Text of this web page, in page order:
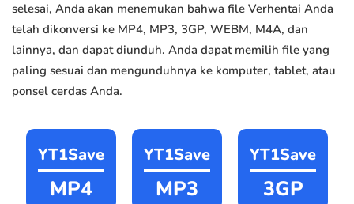
selesai, Anda akan menemukan bahwa file Verhentai Anda
telah dikonversi ke MP4, MP3, 3GP, WEBM, M4A, dan
lainnya, dan dapat diunduh. Anda dapat memilih file yang
paling sesuai dan mengunduhnya ke komputer, tablet, atau
ponsel cerdas Anda.
YT1Save
MP4
YT1Save
MP3
YT1Save
3GP